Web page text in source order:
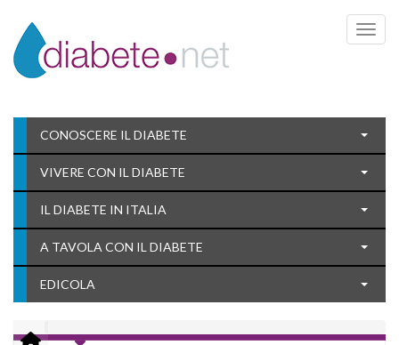
Toggle
CONOSCERE IL DIABETE
VIVERE CON IL DIABETE
IL DIABETE IN ITALIA
A TAVOLA CON IL DIABETE
EDICOLA